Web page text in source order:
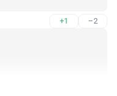
+1 –2